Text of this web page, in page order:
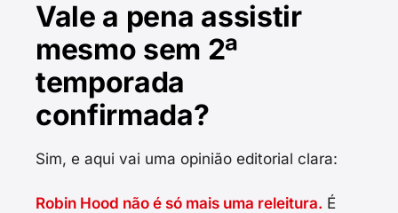
Vale a pena assistir
mesmo sem 2ª
temporada
confirmada?
Sim, e aqui vai uma opinião editorial clara:
Robin Hood não é só mais uma releitura. É